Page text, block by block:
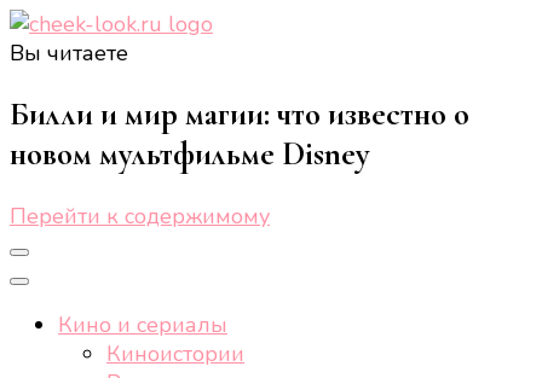
здоровом образе жизни, спорте, стиле, отдыхе и
еде.
Вы читаете
Билли и мир магии: что известно о
новом мультфильме Disney
Перейти к содержимому
Кино и сериалы
Киноистории